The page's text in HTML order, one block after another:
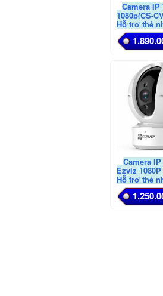
Camera
1080p(CS-
Hỗ trợ thẻ
Card lên
Camera
Ezviz
Hỗ trợ thẻ
Card lên